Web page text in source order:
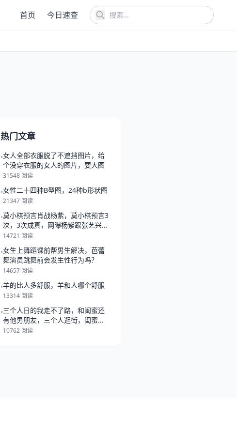
首页 今日速查
热门文章
•女人全部衣服脱了不遮挡图片，给
个没穿衣服的女人的图片，要大图
31548 阅读
•女性二十四种B型图，24种b形状图
21347 阅读
•莫小棋预言肖战杨紫，莫小棋预言3
次，3次成真，网曝杨紫跟张艺兴在
一起，
14721 阅读
•女生上舞蹈课前帮男生解决，芭蕾
舞演员跳舞前会发生性行为吗？
14657 阅读
•羊的比人多舒服，羊和人哪个舒服
13314 阅读
•三个人日的我走不了路，和闺蜜还
有他男朋友，三个人逛街，闺蜜总
是跟她男朋
10762 阅读